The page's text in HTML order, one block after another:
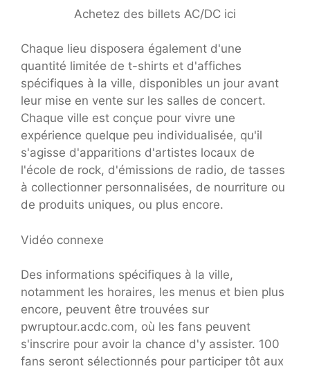
Achetez des billets AC/DC ici
Chaque lieu disposera également d'une
quantité limitée de t-shirts et d'affiches
spécifiques à la ville, disponibles un jour avant
leur mise en vente sur les salles de concert.
Chaque ville est conçue pour vivre une
expérience quelque peu individualisée, qu'il
s'agisse d'apparitions d'artistes locaux de
l'école de rock, d'émissions de radio, de tasses
à collectionner personnalisées, de nourriture ou
de produits uniques, ou plus encore.
Vidéo connexe
Des informations spécifiques à la ville,
notamment les horaires, les menus et bien plus
encore, peuvent être trouvées sur
pwruptour.acdc.com, où les fans peuvent
s'inscrire pour avoir la chance d'y assister. 100
fans seront sélectionnés pour participer tôt aux